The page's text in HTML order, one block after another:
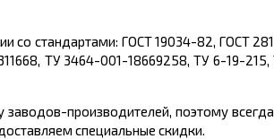
со стандартами: ГОСТ 19034-82, ГОСТ
ТУ 3464-001-18669258, ТУ 6-19-215,
производителей, поэтому
специальные скидки.